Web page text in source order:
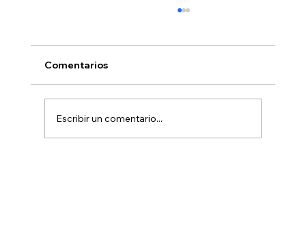
Comentarios
Escribir un comentario...